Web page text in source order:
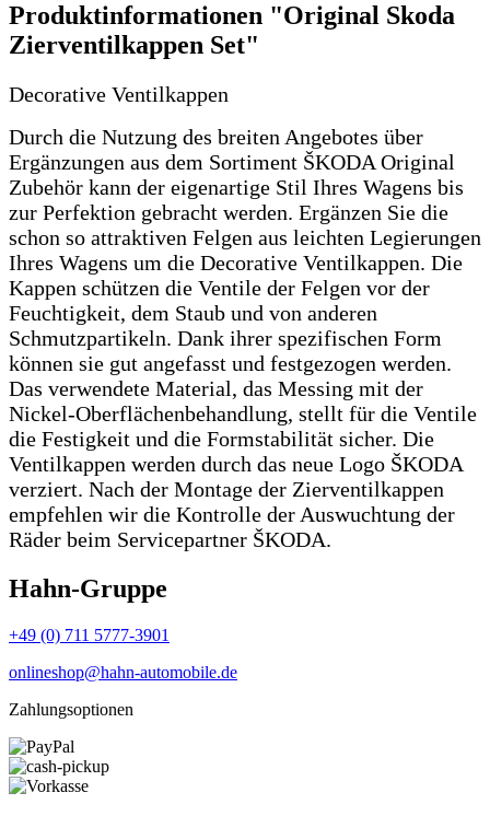
Produktinformationen "Original Skoda
Zierventilkappen Set"
Decorative Ventilkappen
Durch die Nutzung des breiten Angebotes über
Ergänzungen aus dem Sortiment ŠKODA Original
Zubehör kann der eigenartige Stil Ihres Wagens bis
zur Perfektion gebracht werden. Ergänzen Sie die
schon so attraktiven Felgen aus leichten Legierungen
Ihres Wagens um die Decorative Ventilkappen. Die
Kappen schützen die Ventile der Felgen vor der
Feuchtigkeit, dem Staub und von anderen
Schmutzpartikeln. Dank ihrer spezifischen Form
können sie gut angefasst und festgezogen werden.
Das verwendete Material, das Messing mit der
Nickel-Oberflächenbehandlung, stellt für die Ventile
die Festigkeit und die Formstabilität sicher. Die
Ventilkappen werden durch das neue Logo ŠKODA
verziert. Nach der Montage der Zierventilkappen
empfehlen wir die Kontrolle der Auswuchtung der
Räder beim Servicepartner ŠKODA.
Hahn-Gruppe
+49 (0) 711 5777-3901
onlineshop@hahn-automobile.de
Zahlungsoptionen